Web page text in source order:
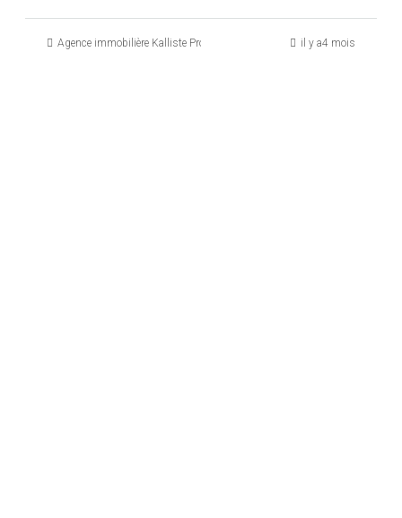
Agence immobilière Kalliste Properties il y a4 mois